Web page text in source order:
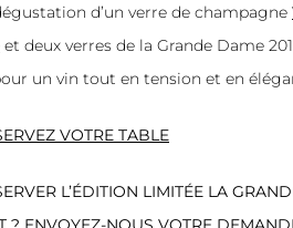
d’un verre de champagne
et deux verres de la Grande Dame
un vin tout en tension et en
VOTRE TABLE
L’ÉDITION LIMITÉE LA